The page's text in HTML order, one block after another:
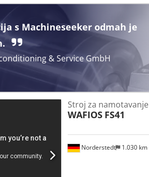
s Machineseeker odmah je
& Service GmbH
Norderstedt 1.030 km
Stroj za
WAFIOS FS41